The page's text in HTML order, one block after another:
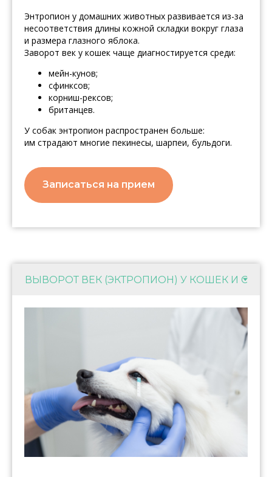
Энтропион у домашних животных развивается из-за
несоответствия длины кожной складки вокруг глаза
и размера глазного яблока.
Заворот век у кошек чаще диагностируется среди:
мейн-кунов;
сфинксов;
корниш-рексов;
британцев.
У собак энтропион распространен больше:
им страдают многие пекинесы, шарпеи, бульдоги.
Записаться на прием